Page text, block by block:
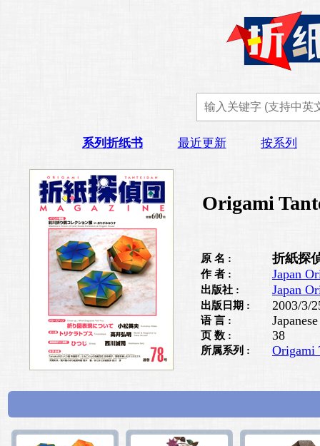
系列折纸书 最近更新 按系列
Origami
原 名 : 折紙探
作 者 : Japan
出版社 : Japan
出版日期 : 2003/3/
语 言 : Japanese
页 数 : 38
所属系列 : Origami